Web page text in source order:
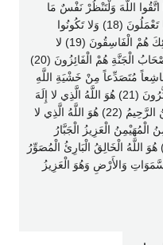
آمَنُوا اتَّقُوا اللَّهَ وَلْتَنْظُرْ نَفْسٌ مَا
قَدَّمَتْ لِغَدٍ وَاتَّقُوا اللَّهَ إِنَّ اللَّهَ خَبِيرٌ بِمَا تَعْمَلُونَ (18) وَلا تَكُونُوا
كَالَّذِينَ نَسُوا اللَّهَ فَأَنْسَاهُمْ أَنْفُسَهُمْ أُوْلَئِكَ هُمْ الْفَاسِقُونَ (19) لا
يَسْتَوِي أَصْحَابُ النَّارِ وَأَصْحَابُ الْجَنَّةِ أَصْحَابُ الْجَنَّةِ هُمْ الْفَائِزُونَ (20)
خَاشِعاً مُتَصَدِّعاً مِنْ خَشْيَةِ اللَّهِ
وَتِلْكَ الأَمْثَالُ نَضْرِبُهَا لِلنَّاسِ لَعَلَّهُمْ يَتَفَكَّرُونَ (21) هُوَ اللَّهُ الَّذِي لا إِلَهَ
إِلاَّ هُوَ عَالِمُ الْغَيْبِ وَالشَّهَادَةِ هُوَ الرَّحْمَنُ الرَّحِيمُ (22) هُوَ اللَّهُ الَّذِي لا
الْمُهَيْمِنُ الْعَزِيزُ الْجَبَّارُ
سُبْحَانَ اللَّهِ عَمَّا يُشْرِكُونَ (23) هُوَ اللَّهُ الْخَالِقُ الْبَارِئُ الْمُصَوِّرُ
وَالأَرْضِ وَهُوَ الْعَزِيزُ